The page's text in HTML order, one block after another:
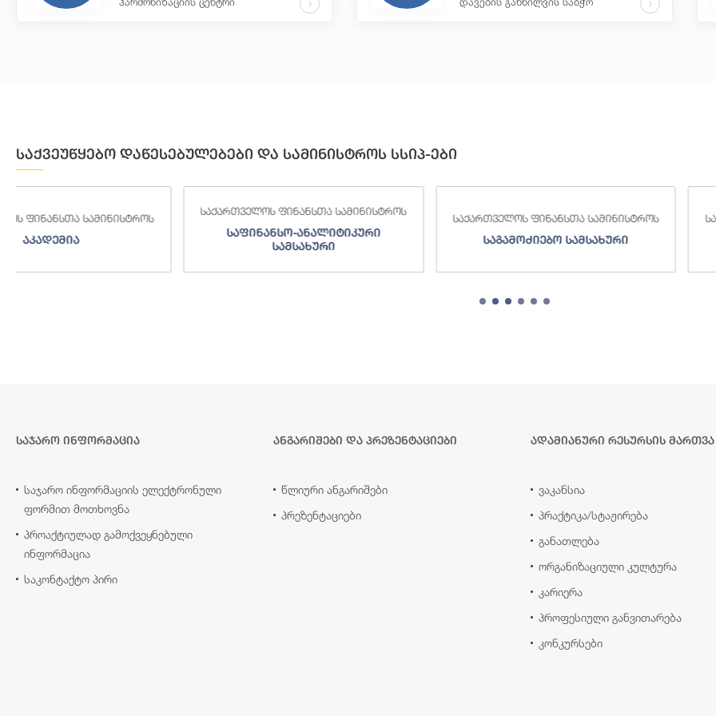
საქვეუწყებო დაწესებულებები და სამინისტროს სსიპ-ები
საქართველოს ფინანსთა სამინისტროს
საფინანსო-ანალიტიკური
საქართველოს ფინანსთა სამინისტროს
საგამოძიებო სამსახური
საქართველოს ფინანსთა
შემოსავლების სამსახური
საჯარო ინფორმაცია
საჯარო ინფორმაციის ელექტრონული
ფორმით მოთხოვნა
პროაქტიულად გამოქვეყნებული
ინფორმაცია
საკონტაქტო პირი
ანგარიშები და პრეზენტაციები
წლიური ანგარიშები
პრეზენტაციები
ადამიანური რესურსის მართვა
ვაკანსია
პრაქტიკა/სტაჟირება
განათლება
ორგანიზაციული კულტურა
კარიერა
პროფესიული განვითარება
კონკურსები